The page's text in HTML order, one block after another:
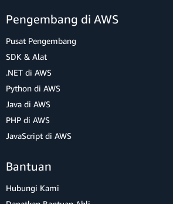
Pengembang di AWS
Pusat Pengembang
SDK & Alat
.NET di AWS
Python di AWS
Java di AWS
PHP di AWS
JavaScript di AWS
Bantuan
Hubungi Kami